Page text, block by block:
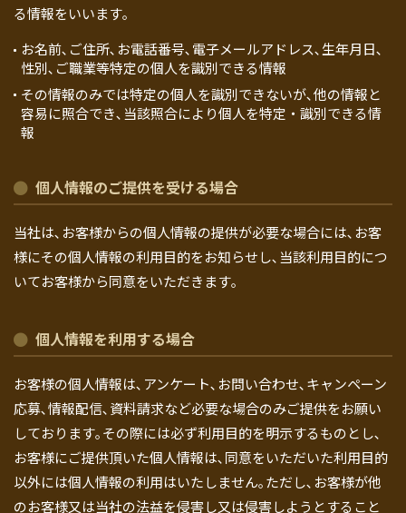
る情報をいいます｡
お名前､ご住所､お電話番号､電子メールアドレス､生年月日､
性別､ご職業等特定の個人を識別できる情報
その情報のみでは特定の個人を識別できないが､他の情報と
容易に照合でき､当該照合により個人を特定・識別できる情
報
個人情報のご提供を受ける場合
当社は､お客様からの個人情報の提供が必要な場合には､お客
様にその個人情報の利用目的をお知らせし､当該利用目的につ
いてお客様から同意をいただきます｡
個人情報を利用する場合
お客様の個人情報は､アンケート､お問い合わせ､キャンペーン
応募､情報配信､資料請求など必要な場合のみご提供をお願い
しております｡その際には必ず利用目的を明示するものとし､
お客様にご提供頂いた個人情報は､同意をいただいた利用目的
以外には個人情報の利用はいたしません｡ただし､お客様が他
のお客様又は当社の法益を侵害し又は侵害しようとすること